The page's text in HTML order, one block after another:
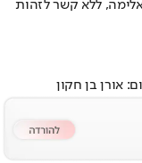
ללא קשר לזהות
אורן בן חקון